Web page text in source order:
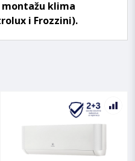
klima
i Frozzini).